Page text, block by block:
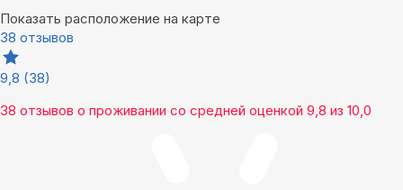
Показать расположение на карте
38 отзывов
9,8 (38)
38 отзывов о проживании со средней оценкой 9,8 из 10,0